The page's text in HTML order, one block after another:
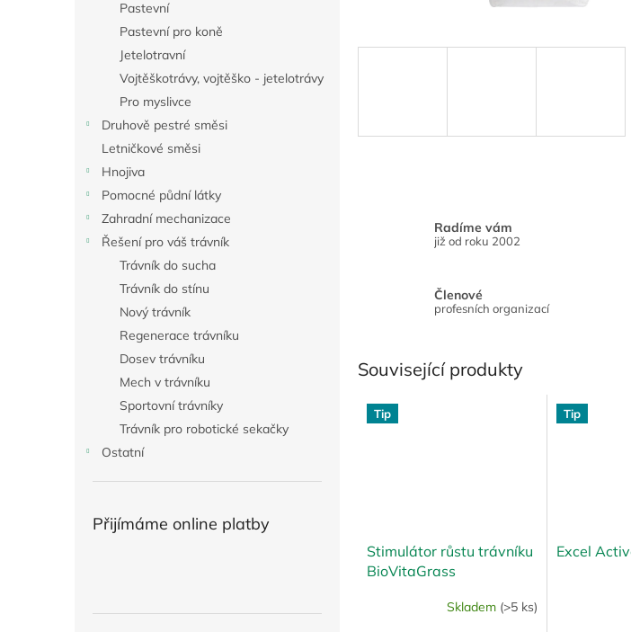
Pastevní
Pastevní pro koně
Jetelotravní
Vojtěškotrávy, vojtěško - jetelotrávy
Pro myslivce
Druhově pestré směsi
Letničkové směsi
Hnojiva
Pomocné půdní látky
Zahradní mechanizace
Řešení pro váš trávník
Trávník do sucha
Trávník do stínu
Nový trávník
Regenerace trávníku
Dosev trávníku
Mech v trávníku
Sportovní trávníky
Trávník pro robotické sekačky
Ostatní
Přijímáme online platby
Radíme vám
již od roku 2002
Členové
profesních organizací
Související produkty
Tip
Stimulátor růstu trávníku
BioVitaGrass
Skladem (>5 ks)
Tip
Excel